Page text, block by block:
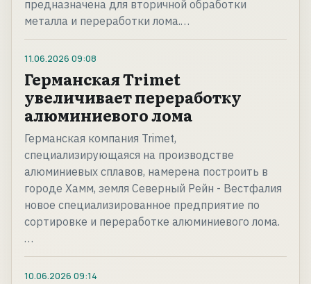
предназначена для вторичной обработки
металла и переработки лома.…
11.06.2026 09:08
Германская Trimet
увеличивает переработку
алюминиевого лома
Германская компания Trimet,
специализирующаяся на производстве
алюминиевых сплавов, намерена построить в
городе Хамм, земля Северный Рейн - Вестфалия
новое специализированное предприятие по
сортировке и переработке алюминиевого лома.
…
10.06.2026 09:14